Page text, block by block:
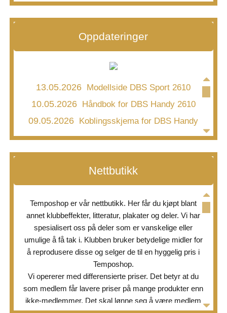
Oppdateringer
13.05.2026 Modellside DBS Sport 2610
10.05.2026 Håndbok for DBS Handy 2610
09.05.2026 Koblingsskjema for DBS Handy
Detaljbilder Tempo Corvette 320
Sport
Victoria motor type M 51 D – 2 og 3 gir
24.02.2026
Ny håndbok 329.21 N/2 Sachs
100/4 S
05.02.2026 Prisliste oppdatert med 1960-
priser
18.01.2026 Modellside Handy 2610
17.01.2026
Modellside DBS saxonette 3030
Nettbutikk
Temposhop er vår nettbutikk. Her får du kjøpt blant
annet klubbeffekter, litteratur, plakater og deler. Vi har
spesialisert oss på deler som er vanskelige eller
umulige å få tak i. Klubben bruker betydelige midler for
å reprodusere disse og selger de til en hyggelig pris i
Temposhop.
Vi opererer med differensierte priser. Det betyr at du
som medlem får lavere priser på mange produkter enn
ikke-medlemmer. Det skal lønne seg å være medlem